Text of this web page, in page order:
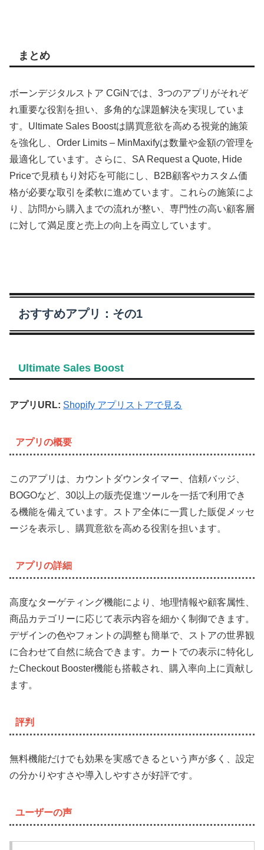
まとめ
ボーンデジタルストア CGiNでは、3つのアプリがそれぞ
れ重要な役割を担い、多角的な課題解決を実現していま
す。Ultimate Sales Boostは購買意欲を高める視覚的施策
を強化し、Order Limits – MinMaxifyは数量や金額の管理を
最適化しています。さらに、SA Request a Quote, Hide
Priceで見積もり対応を可能にし、B2B顧客やカスタム価
格が必要な取引を柔軟に進めています。これらの施策によ
り、訪問から購入までの流れが整い、専門性の高い顧客層
に対して満足度と売上の向上を両立しています。
おすすめアプリ：その1
Ultimate Sales Boost
アプリURL: Shopify アプリストアで見る
アプリの概要
このアプリは、カウントダウンタイマー、信頼バッジ、
BOGOなど、30以上の販売促進ツールを一括で利用でき
る機能を備えています。ストア全体に一貫した販促メッセ
ージを表示し、購買意欲を高める役割を担います。
アプリの詳細
高度なターゲティング機能により、地理情報や顧客属性、
商品カテゴリーに応じて表示内容を細かく制御できます。
デザインの色やフォントの調整も簡単で、ストアの世界観
に合わせて自然に統合できます。カートでの表示に特化し
たCheckout Booster機能も搭載され、購入率向上に貢献し
ます。
評判
無料機能だけでも効果を実感できるという声が多く、設定
の分かりやすさや導入しやすさが好評です。
ユーザーの声